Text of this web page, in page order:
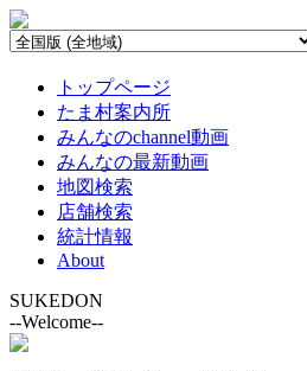
トップページ
たま村案内所
みんなのchannel動画
みんなの最新動画
地図検索
店舗検索
統計情報
About
SUKEDON
--Welcome--